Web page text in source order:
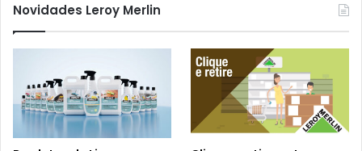
Novidades Leroy Merlin